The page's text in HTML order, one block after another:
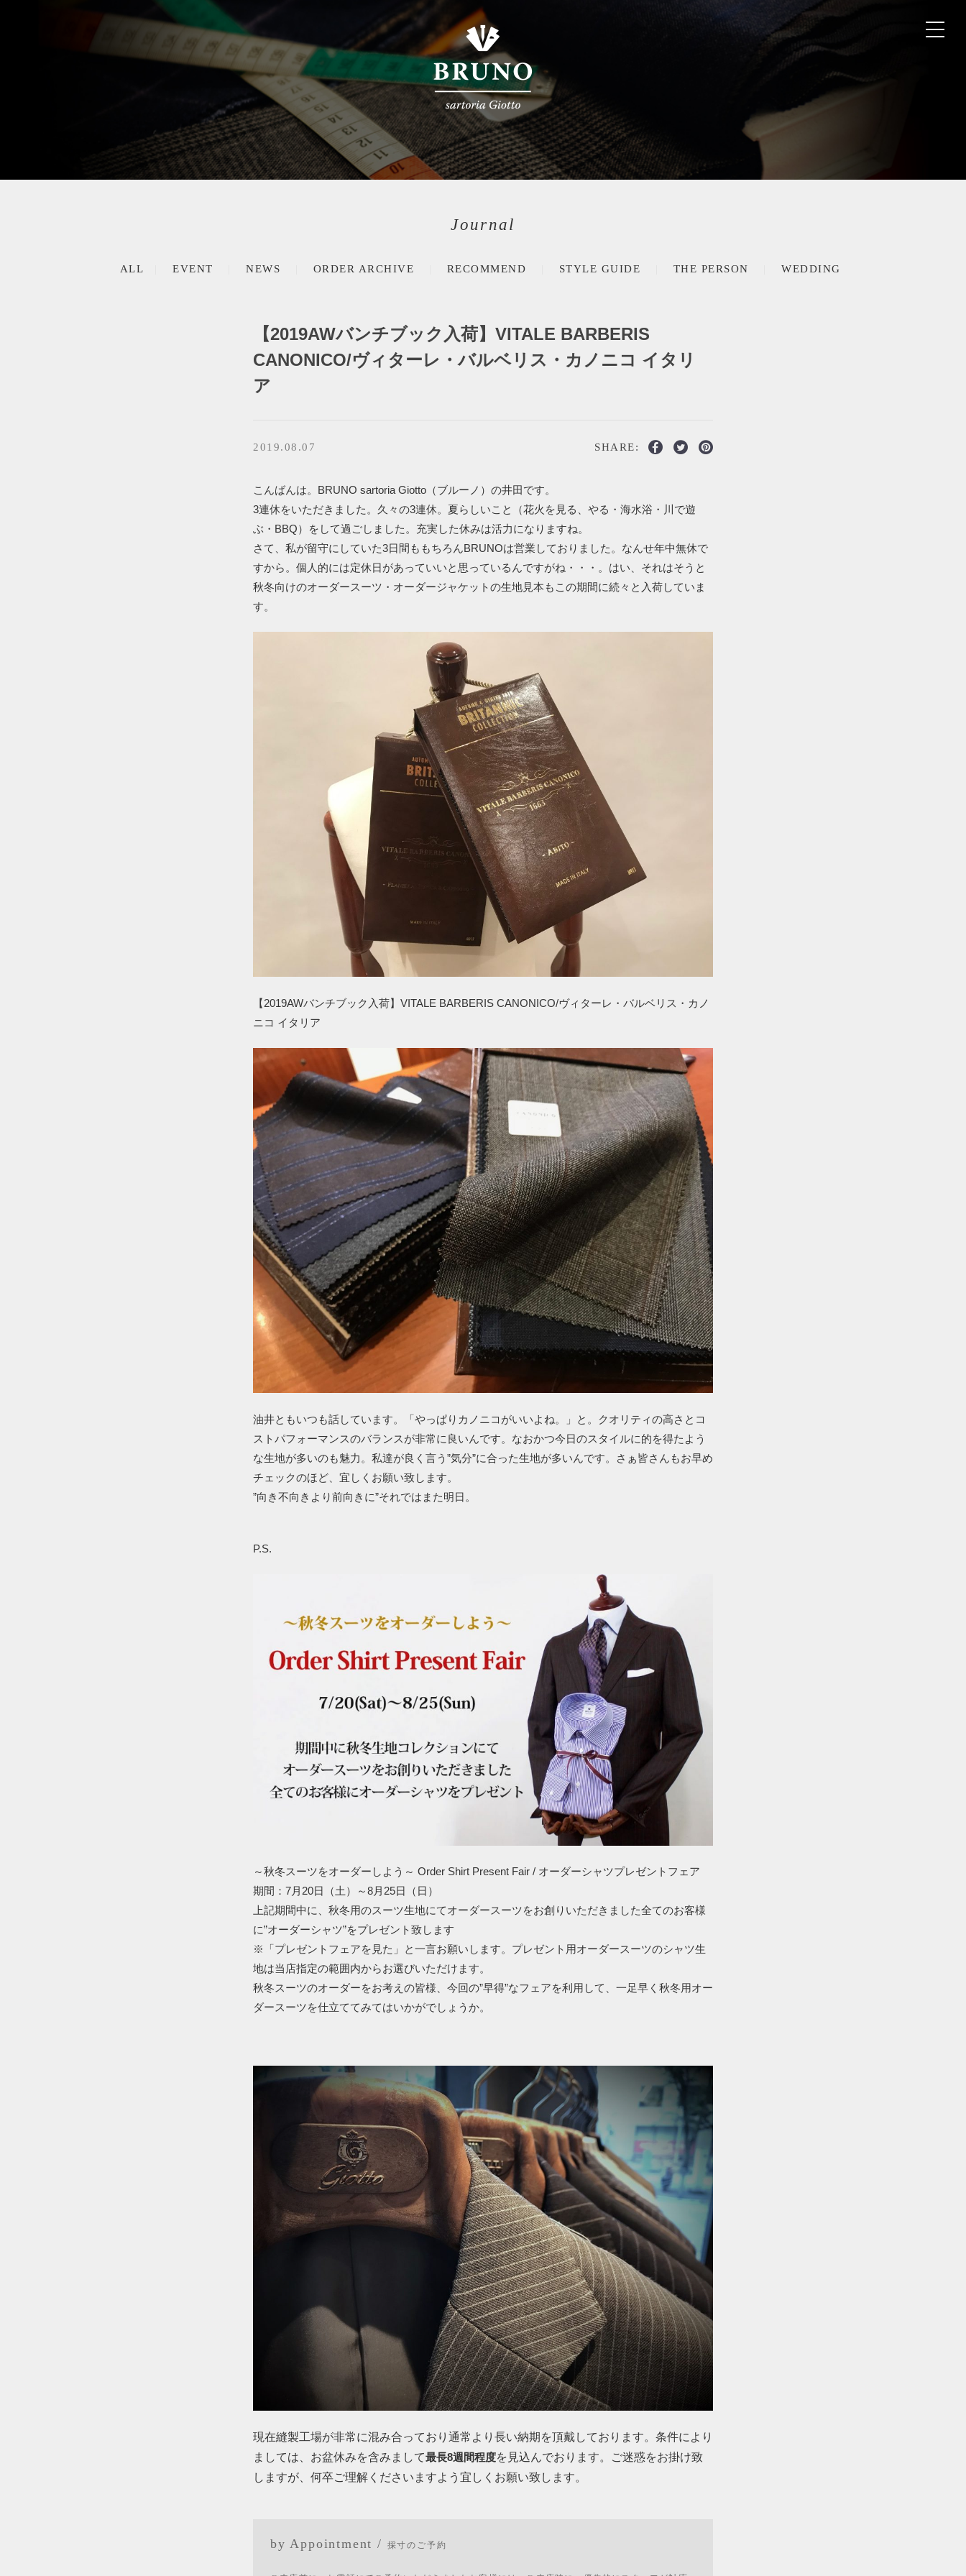
Journal
ALL EVENT NEWS ORDER ARCHIVE RECOMMEND STYLE GUIDE THE PERSON WEDDING
【2019AWバンチブック入荷】VITALE BARBERIS
CANONICO/ヴィターレ・バルベリス・カノニコ イタリ
ア
2019.08.07 SHARE:
こんばんは。BRUNO sartoria Giotto（ブルーノ）の井田です。
3連休をいただきました。久々の3連休。夏らしいこと（花火を見る、やる・海水浴・川で遊
ぶ・BBQ）をして過ごしました。充実した休みは活力になりますね。
さて、私が留守にしていた3日間ももちろんBRUNOは営業しておりました。なんせ年中無休で
すから。個人的には定休日があっていいと思っているんですがね・・・。はい、それはそうと
秋冬向けのオーダースーツ・オーダージャケットの生地見本もこの期間に続々と入荷していま
す。
【2019AWバンチブック入荷】VITALE BARBERIS CANONICO/ヴィターレ・バルベリス・カノ
ニコ イタリア
油井ともいつも話しています。「やっぱりカノニコがいいよね。」と。クオリティの高さとコ
ストパフォーマンスのバランスが非常に良いんです。なおかつ今日のスタイルに的を得たよう
な生地が多いのも魅力。私達が良く言う”気分”に合った生地が多いんです。さぁ皆さんもお早め
チェックのほど、宜しくお願い致します。
”向き不向きより前向きに”それではまた明日。
P.S.
～秋冬スーツをオーダーしよう～ Order Shirt Present Fair / オーダーシャツプレゼントフェア
期間：7月20日（土）～8月25日（日）
上記期間中に、秋冬用のスーツ生地にてオーダースーツをお創りいただきました全てのお客様
に”オーダーシャツ”をプレゼント致します
※「プレゼントフェアを見た」と一言お願いします。プレゼント用オーダースーツのシャツ生
地は当店指定の範囲内からお選びいただけます。
秋冬スーツのオーダーをお考えの皆様、今回の”早得”なフェアを利用して、一足早く秋冬用オー
ダースーツを仕立ててみてはいかがでしょうか。
現在縫製工場が非常に混み合っており通常より長い納期を頂戴しております。条件により
ましては、お盆休みを含みまして最長8週間程度を見込んでおります。ご迷惑をお掛け致
しますが、何卒ご理解くださいますよう宜しくお願い致します。
by Appointment / 採寸のご予約